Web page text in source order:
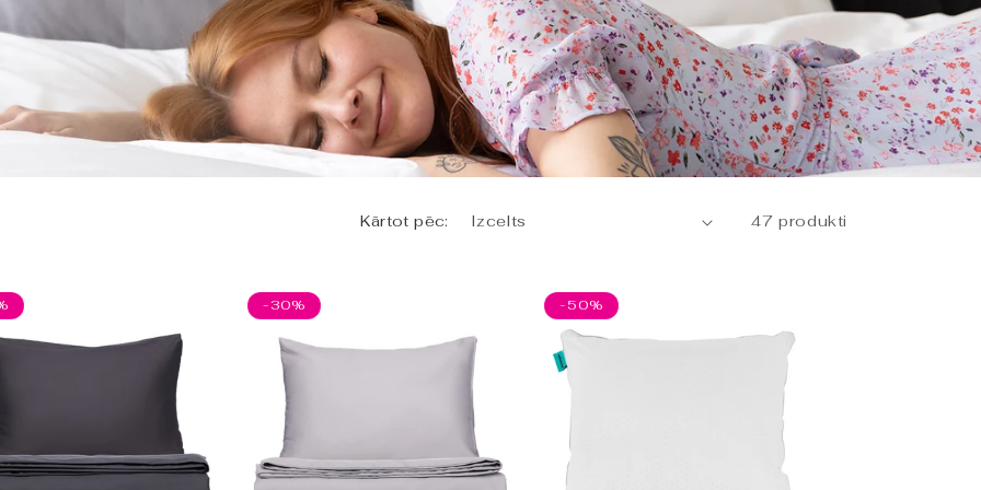
– tavs sapņu pilnais vasaras nakts miers sākas šeit.
Kārtot pēc: 47 produkti
-30% -50%